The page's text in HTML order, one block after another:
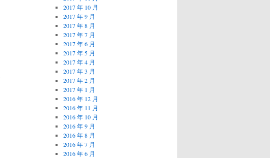
2017 年 10 月
2017 年 9 月
2017 年 8 月
2017 年 7 月
2017 年 6 月
2017 年 5 月
2017 年 4 月
2017 年 3 月
2017 年 2 月
2017 年 1 月
2016 年 12 月
2016 年 11 月
2016 年 10 月
2016 年 9 月
2016 年 8 月
2016 年 7 月
2016 年 6 月